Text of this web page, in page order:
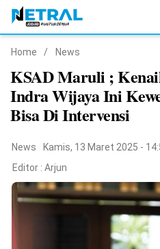
Nasional
Pemerintahan
Hukrim
Home / News
KSAD Maruli ;
Indra Wijaya Ini
Bisa Di Intervensi
News
Kamis, 13 Maret 2025 -
Editor : Arjun